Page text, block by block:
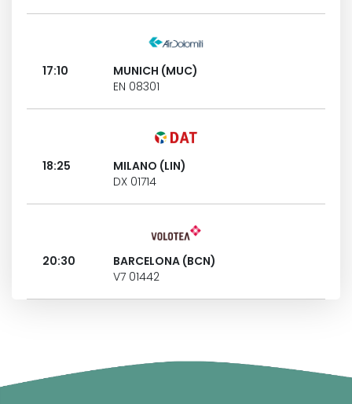
17:10
MUNICH (MUC)
EN 08301
18:25
MILANO (LIN)
DX 01714
20:30
BARCELONA (BCN)
V7 01442